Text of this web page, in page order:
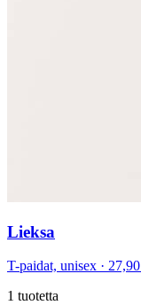
Lieksa
T-paidat, unisex ·
1 tuotetta